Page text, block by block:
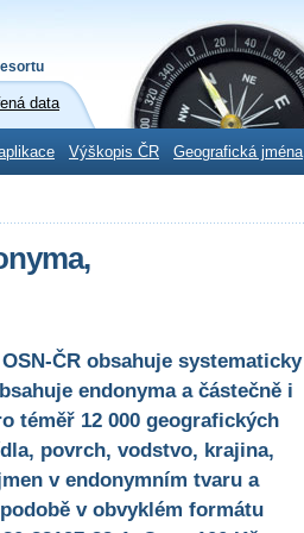
data
Výškopis ČR Geografická jména
ČR obsahuje systematicky
endonyma a částečně i
téměř 12 000 geografických
povrch, vodstvo, krajina,
v endonymním tvaru a
v obvyklém formátu